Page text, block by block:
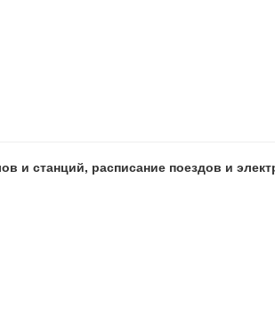
и станций, расписание поездов и